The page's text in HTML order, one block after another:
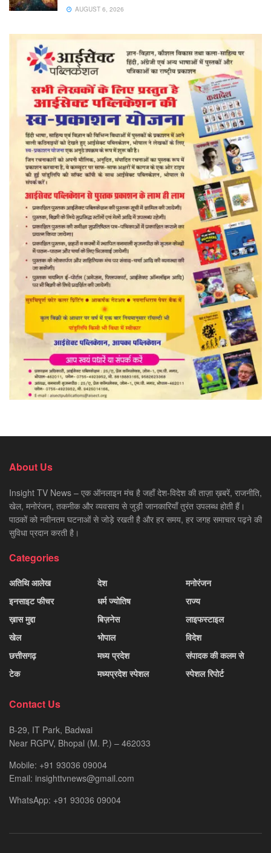
AUGUST 6, 2026
About Us
Insight TV News – एक ऑनलाइन मंच है जहाँ देश-विदेश की ताज़ा ख़बरें, राजनीति,
खेल, मनोरंजन, तकनीक और व्यवसाय से जुड़ी जानकारियाँ तुरंत उपलब्ध होती हैं।
पाठकों को नवीनतम घटनाओं से जोड़े रखती है और हर समय, हर जगह समाचार पढ़ने की
सुविधा प्रदान करती है।
Categories
अतिथि आलेख
इनसाइट फीचर
ख़ास मुद्दा
खेल
छत्तीसगढ़
टेक
देश
धर्म ज्योतिष
बिज़नेस
भोपाल
मध्य प्रदेश
मध्यप्रदेश स्पेशल
मनोरंजन
राज्य
लाइफस्टाइल
विदेश
संपादक की कलम से
स्पेशल रिपोर्ट
Contact Us
B-29, IT Park, Badwai
Near RGPV, Bhopal (M. P.) – 462033
Mobile: +91 93036 09004
Email: insighttvnews@gmail.com
WhatsApp: +91 93036 09004